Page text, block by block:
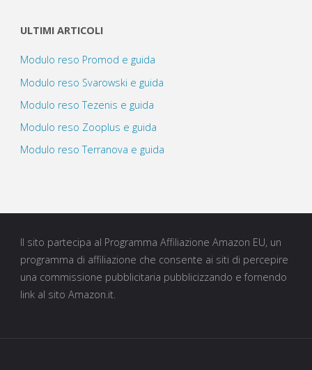
ULTIMI ARTICOLI
Modulo reso Promod e guida
Modulo reso Svarowski e guida
Modulo reso Tezenis e guida
Modulo reso Zooplus e guida
Modulo reso Terranova e guida
Il sito partecipa al Programma Affiliazione Amazon EU, un
programma di affiliazione che consente ai siti di percepire
una commissione pubblicitaria pubblicizzando e fornendo
link al sito Amazon.it.